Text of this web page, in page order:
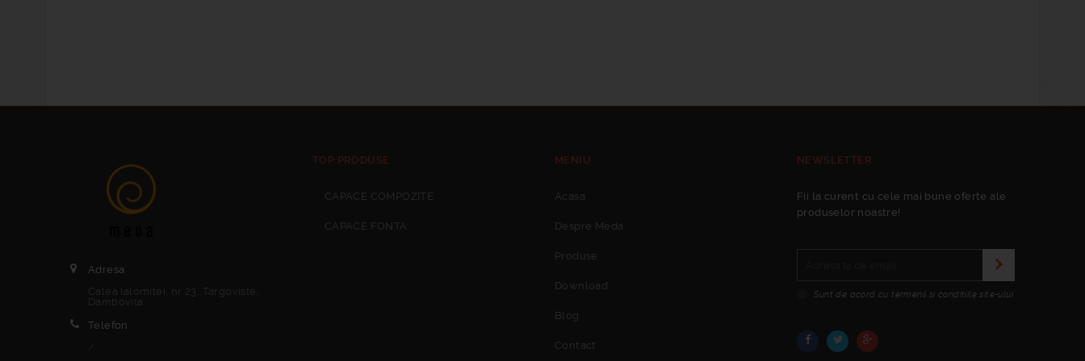
Adresa
Calea Ialomitei, nr 23, Targoviste,
Dambovita
Telefon
TOP PRODUSE
CAPACE COMPOZITE
CAPACE FONTA
MENIU
Acasa
Despre Meda
Produse
Download
Blog
Contact
NEWSLETTER
Fii la curent cu cele mai bune oferte ale
produselor noastre!
Sunt de acord cu termenii si conditiile site-ului